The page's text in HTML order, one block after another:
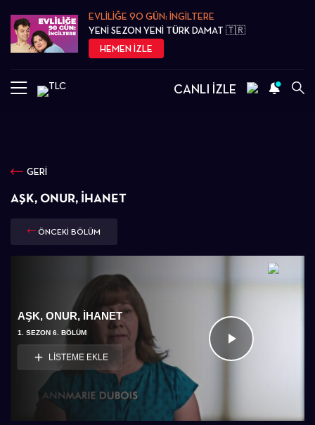
EVLİLİĞE 90 GÜN: İNGİLTERE
YENİ SEZON YENİ TÜRK DAMAT 🇹🇷
HEMEN İZLE
CANLI İZLE
GERİ
AŞK, ONUR, İHANET
ÖNCEKİ BÖLÜM
Videoyu
AŞK, ONUR, İHANET
1. SEZON 6. BÖLÜM
LİSTEME EKLE